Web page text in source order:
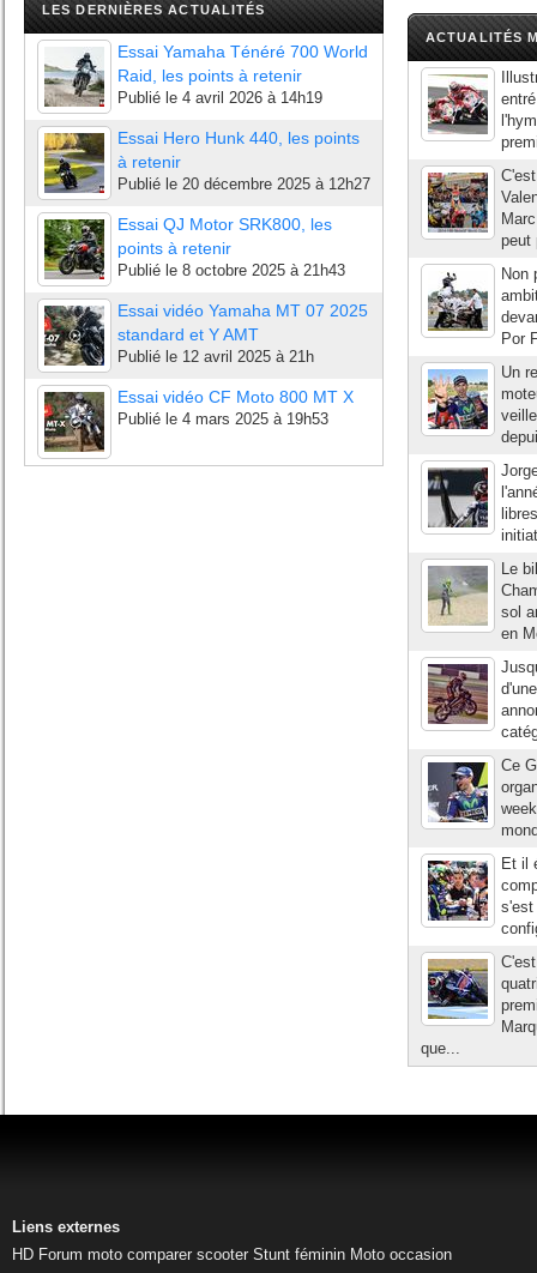
LES DERNIÈRES ACTUALITÉS
Essai Yamaha Ténéré 700 World
Raid, les points à retenir
Publié le 4 avril 2026 à 14h19
Essai Hero Hunk 440, les points
à retenir
Publié le 20 décembre 2025 à 12h27
Essai QJ Motor SRK800, les
points à retenir
Publié le 8 octobre 2025 à 21h43
Essai vidéo Yamaha MT 07 2025
standard et Y AMT
Publié le 12 avril 2025 à 21h
Essai vidéo CF Moto 800 MT X
Publié le 4 mars 2025 à 19h53
ACTUALITÉS
peut
Non
Por
Un
Le
sol
en
Ce
Et il
s'est
que...
Liens externes
HD Forum moto comparer scooter Stunt féminin Moto occasion